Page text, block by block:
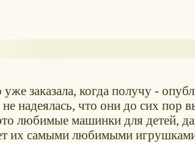
заказала, когда получу -
надеялась, что они до сих пор
любимые машинки для детей,
их самыми любимыми